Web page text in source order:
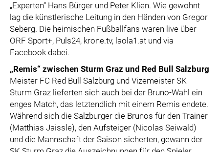
„Experten“ Hans Bürger und Peter Klien. Wie gewohnt
lag die künstlerische Leitung in den Händen von Gregor
Seberg. Die heimischen Fußballfans waren live über
ORF Sport+, Puls24, krone.tv, laola1.at und via
Facebook dabei.
„Remis“ zwischen Sturm Graz und Red Bull Salzburg
Meister FC Red Bull Salzburg und Vizemeister SK
Sturm Graz lieferten sich auch bei der Bruno-Wahl ein
enges Match, das letztendlich mit einem Remis endete.
Während sich die Salzburger die Brunos für den Trainer
(Matthias Jaissle), den Aufsteiger (Nicolas Seiwald)
und die Mannschaft der Saison sicherten, gewann der